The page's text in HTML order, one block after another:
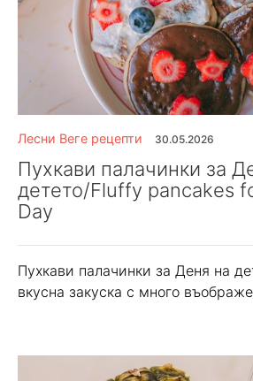
Лесни Веге рецепти 30.05.2026
Пухкави палачинки за
детето/Fluffy pancakes
Day
Пухкави палачинки за Деня на
вкусна закуска с много